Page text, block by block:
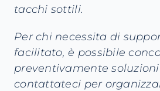
tacchi sottili.
Per chi necessita di
facilitato, è possibile
preventivamente
contattateci per